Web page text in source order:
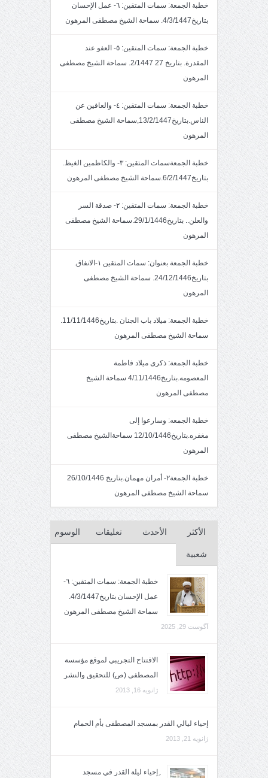
خطبة الجمعة: سمات المتقين: ٦- عمل الإحسان
بتاريخ4/3/1447. سماحة الشيخ مصطفى المرهون
خطبة الجمعة: سمات المتقين: ٥- العفو عند
المقدرة. بتاريخ 27 2/1447. سماحة الشيخ مصطفى
المرهون
خطبة الجمعة: سمات المتقين: ٤- والعافين عن
الناس.بتاريخ13/2/1447,سماحة الشيخ مصطفى
المرهون
خطبة الجمعةسمات المتقين: ٣- والكاظمين الغيظ.
بتاريخ6/2/1447.سماحة الشيخ مصطفى المرهون
خطبة الجمعة: سمات المتقين: ٢- صدقة السر
والعلن.. بتاريخ29/1/1446.سماحة الشيخ مصطفى
المرهون
خطبة الجمعة بعنوان: سمات المتقين ١-الانفاق.
بتاريخ24/12/1446. سماحة الشيخ مصطفى
المرهون
خطبة الجمعة: ميلاد باب الجنان .بتاريخ11/11/1446.
سماحة الشيخ مصطفى المرهون
خطبة الجمعة: ذكرى ميلاد فاطمة
المعصومه.بتاريخ4/11/1446 سماحة الشيخ
مصطفى المرهون
خطبة الجمعه: وسارعوا إلى
مغفره.بتاريخ12/10/1446 سماحةالشيخ مصطفى
المرهون
خطبة الجمعة٢- أمران مهمان.بتاريخ 26/10/1446
سماحة الشيخ مصطفى المرهون
الأكثر
شعبية
الأحدث تعليقات الوسوم
خطبة الجمعة: سمات المتقين: ٦-
عمل الإحسان بتاريخ4/3/1447.
سماحة الشيخ مصطفى المرهون
آگوست 29, 2025
الافتتاح التجريبي لموقع مؤسسة
المصطفى (ص) للتحقيق والنشر
ژانویه 16, 2013
إحياء ليالي القدر بمسجد المصطفى بأم الحمام
ژانویه 21, 2013
ِإحياء ليلة القدر في مسجد